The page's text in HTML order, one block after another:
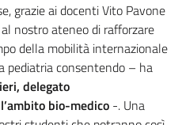
grazie ai docenti Vito Pavone
nostro ateneo di rafforzare
della mobilità internazionale
pediatria consentendo – ha
delegato
bio-medico -. Una